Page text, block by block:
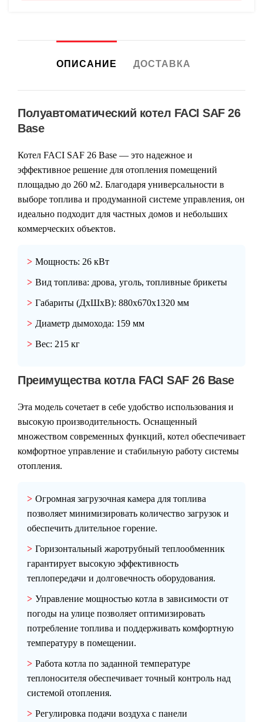
ОПИСАНИЕ ДОСТАВКА
Полуавтоматический котел FACI SAF 26
Base
Котел FACI SAF 26 Base — это надежное и
эффективное решение для отопления помещений
площадью до 260 м2. Благодаря универсальности в
выборе топлива и продуманной системе управления, он
идеально подходит для частных домов и небольших
коммерческих объектов.
Мощность: 26 кВт
Вид топлива: дрова, уголь, топливные брикеты
Габариты (ДхШхВ): 880х670х1320 мм
Диаметр дымохода: 159 мм
Вес: 215 кг
Преимущества котла FACI SAF 26 Base
Эта модель сочетает в себе удобство использования и
высокую производительность. Оснащенный
множеством современных функций, котел обеспечивает
комфортное управление и стабильную работу системы
отопления.
Огромная загрузочная камера для топлива
позволяет минимизировать количество загрузок и
обеспечить длительное горение.
Горизонтальный жаротрубный теплообменник
гарантирует высокую эффективность
теплопередачи и долговечность оборудования.
Управление мощностью котла в зависимости от
погоды на улице позволяет оптимизировать
потребление топлива и поддерживать комфортную
температуру в помещении.
Работа котла по заданной температуре
теплоносителя обеспечивает точный контроль над
системой отопления.
Регулировка подачи воздуха с панели